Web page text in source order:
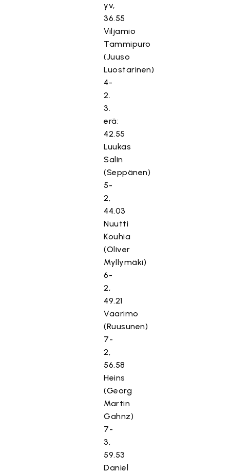
yv,
36.55
Viljamio
Tammipuro
(Juuso
Luostarinen)
4-
2.
3.
erä:
42.55
Luukas
Salin
(Seppänen)
5-
2,
44.03
Nuutti
Kouhia
(Oliver
Myllymäki)
6-
2,
49.21
Vaarimo
(Ruusunen)
7-
2,
56.58
Heins
(Georg
Martin
Gahnz)
7-
3,
59.53
Daniel